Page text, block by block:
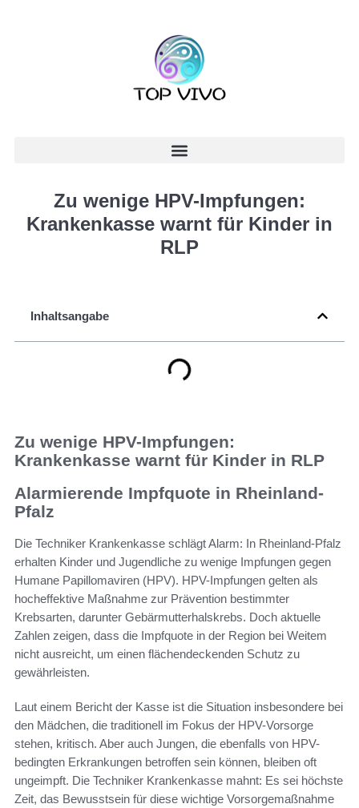
Zu wenige HPV-Impfungen:
Krankenkasse warnt für Kinder in
RLP
Inhaltsangabe
Zu wenige HPV-Impfungen:
Krankenkasse warnt für Kinder in RLP
Alarmierende Impfquote in Rheinland-
Pfalz
Die Techniker Krankenkasse schlägt Alarm: In Rheinland-Pfalz
erhalten Kinder und Jugendliche zu wenige Impfungen gegen
Humane Papillomaviren (HPV). HPV-Impfungen gelten als
hocheffektive Maßnahme zur Prävention bestimmter
Krebsarten, darunter Gebärmutterhalskrebs. Doch aktuelle
Zahlen zeigen, dass die Impfquote in der Region bei Weitem
nicht ausreicht, um einen flächendeckenden Schutz zu
gewährleisten.
Laut einem Bericht der Kasse ist die Situation insbesondere bei
den Mädchen, die traditionell im Fokus der HPV-Vorsorge
stehen, kritisch. Aber auch Jungen, die ebenfalls von HPV-
bedingten Erkrankungen betroffen sein können, bleiben oft
ungeimpft. Die Techniker Krankenkasse mahnt: Es sei höchste
Zeit, das Bewusstsein für diese wichtige Vorsorgemaßnahme